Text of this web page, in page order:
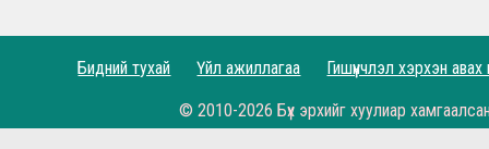
Бидний тухай Үйл ажиллагаа Гишүүнчлэл хэрхэн авах
© 2010-2026 Бүх эрхийг хуулиар